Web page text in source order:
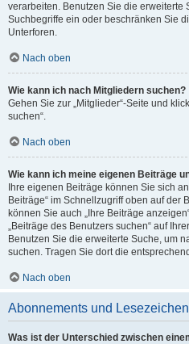
verarbeiten. Benutzen Sie die erweiterte
Suchbegriffe ein oder beschränken Sie
Unterforen.
Nach oben
Wie kann ich nach Mitgliedern suchen?
Gehen Sie zur „Mitglieder“-Seite und
suchen“.
Nach oben
Wie kann ich meine eigenen Beiträge
Ihre eigenen Beiträge können Sie sich
Beiträge“ im Schnellzugriff oben auf der
können Sie auch „Ihre Beiträge
„Beiträge des Benutzers suchen“ auf
Benutzen Sie die erweiterte Suche, um
suchen. Tragen Sie dort die
Nach oben
Abonnements und Lesezeichen
Was ist der Unterschied zwischen